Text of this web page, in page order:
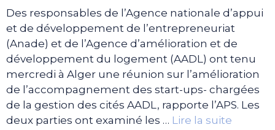
Des responsables de l’Agence nationale d’appui
et de développement de l’entrepreneuriat
(Anade) et de l’Agence d’amélioration et de
développement du logement (AADL) ont tenu
mercredi à Alger une réunion sur l’amélioration
de l’accompagnement des start-ups- chargées
de la gestion des cités AADL, rapporte l’APS. Les
deux parties ont examiné les … Lire la suite